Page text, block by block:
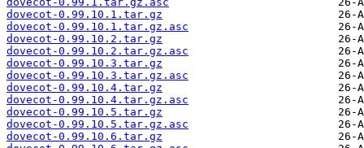
dovecot-0.99.10.1.tar.gz
dovecot-0.99.10.1.tar.gz.asc
dovecot-0.99.10.2.tar.gz
dovecot-0.99.10.2.tar.gz.asc
dovecot-0.99.10.3.tar.gz
dovecot-0.99.10.3.tar.gz.asc
dovecot-0.99.10.4.tar.gz
dovecot-0.99.10.4.tar.gz.asc
dovecot-0.99.10.5.tar.gz
dovecot-0.99.10.5.tar.gz.asc
dovecot-0.99.10.6.tar.gz